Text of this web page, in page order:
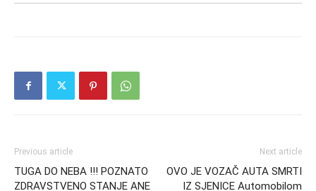
Previous article
TUGA DO NEBA !!! POZNATO
ZDRAVSTVENO STANJE ANE
Next article
OVO JE VOZAČ AUTA SMRTI
IZ SJENICE Automobilom